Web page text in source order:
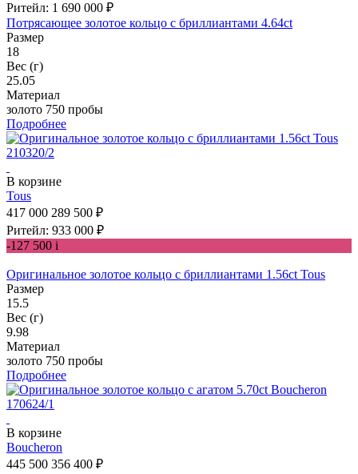
Ритейл: 1 690 000 ₽
Потрясающее золотое кольцо с бриллиантами 4.64ct
Размер
18
Вес (г)
25.05
Материал
золото 750 пробы
Подробнее
В корзине
Tous
417 000 289 500 ₽
Ритейл: 933 000 ₽
-127 500 i
Оригинальное золотое кольцо с бриллиантами 1.56ct Tous
Размер
15.5
Вес (г)
9.98
Материал
золото 750 пробы
Подробнее
В корзине
Boucheron
445 500 356 400 ₽